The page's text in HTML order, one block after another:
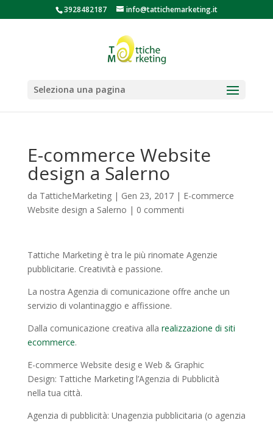
3928482187 info@tattichemarketing.it
Seleziona una pagina
E-commerce Website
design a Salerno
da TatticheMarketing| Gen 23, 2017| E-commerce
Website design a Salerno | 0 commenti
Tattiche Marketing è tra le più rinomate Agenzie
pubblicitarie. Creatività e passione.
La nostra Agenzia di comunicazione offre anche un
servizio di volantinaggio e affissione.
Dalla comunicazione creativa alla realizzazione di siti
ecommerce.
E-commerce Website desig e Web & Graphic
Design: Tattiche Marketing l’Agenzia di Pubblicità
nella tua città.
Agenzia di pubblicità: Unagenzia pubblicitaria (o agenzia